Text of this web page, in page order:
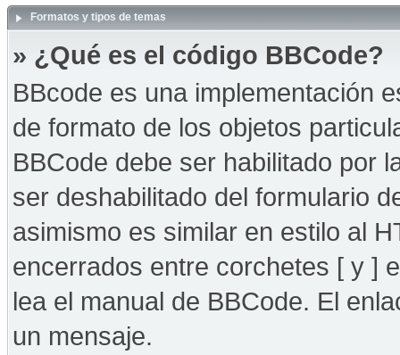
Formatos y tipos de temas
» ¿Qué es el código BBCode?
BBcode es una implementación
de formato de los objetos
BBCode debe ser habilitado por
ser deshabilitado del formulario
asimismo es similar en estilo al
encerrados entre corchetes [ y ]
lea el manual de BBCode. El
un mensaje.